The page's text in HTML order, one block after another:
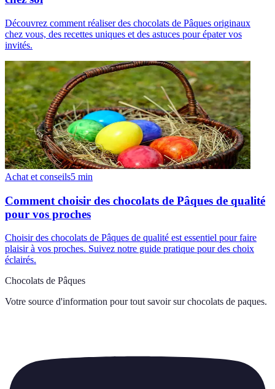
Découvrez comment réaliser des chocolats de Pâques originaux
chez vous, des recettes uniques et des astuces pour épater vos
invités.
Achat et conseils5 min
Comment choisir des chocolats de Pâques de qualité
pour vos proches
Choisir des chocolats de Pâques de qualité est essentiel pour faire
plaisir à vos proches. Suivez notre guide pratique pour des choix
éclairés.
Chocolats de Pâques
Votre source d'information pour tout savoir sur chocolats de paques.